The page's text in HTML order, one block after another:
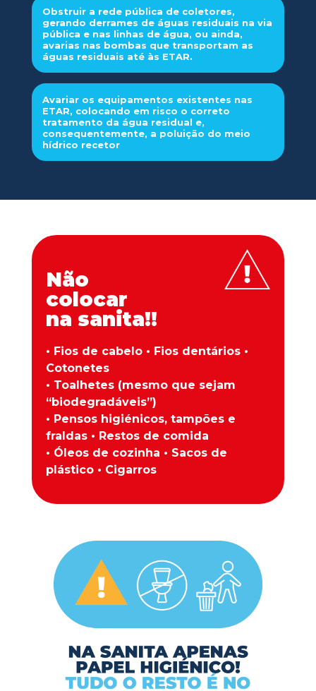
Obstruir a rede pública de coletores,
gerando derrames de águas residuais na via
pública e nas linhas de água, ou ainda,
avarias nas bombas que transportam as
águas residuais até às ETAR.
Avariar os equipamentos existentes nas
ETAR, colocando em risco o correto
tratamento da água residual e,
consequentemente, a poluição do meio
hídrico recetor
Não
colocar
na sanita!!
• Fios de cabelo • Fios dentários •
Cotonetes
• Toalhetes (mesmo que sejam
“biodegradáveis”)
• Pensos higiénicos, tampões e
fraldas • Restos de comida
• Óleos de cozinha • Sacos de
plástico • Cigarros